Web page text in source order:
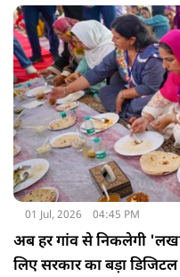
01 Jul, 2026 04:45 PM
अब हर गांव से निकलेगी
लिए सरकार का बड़ा डिजिटल